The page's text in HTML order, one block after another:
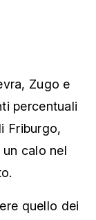
Zugo e
percentuali
Friburgo,
calo nel
quello dei